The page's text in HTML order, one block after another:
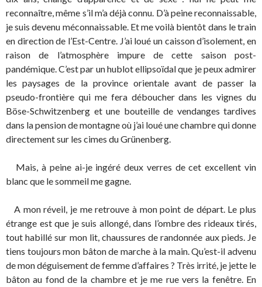
reconnaître, même s’il m’a déjà connu. D’à peine reconnaissable,
je suis devenu méconnaissable. Et me voilà bientôt dans le train
en direction de l’Est-Centre. J’ai loué un caisson d’isolement, en
raison de l’atmosphère impure de cette saison post-
pandémique. C’est par un hublot ellipsoïdal que je peux admirer
les paysages de la province orientale avant de passer la
pseudo-frontière qui me fera déboucher dans les vignes du
Böse-Schwitzenberg et une bouteille de vendanges tardives
dans la pension de montagne où j’ai loué une chambre qui donne
directement sur les cimes du Grünenberg.
Mais, à peine ai-je ingéré deux verres de cet excellent vin
blanc que le sommeil me gagne.
A mon réveil, je me retrouve à mon point de départ. Le plus
étrange est que je suis allongé, dans l’ombre des rideaux tirés,
tout habillé sur mon lit, chaussures de randonnée aux pieds. Je
tiens toujours mon bâton de marche à la main. Qu’est-il advenu
de mon déguisement de femme d’affaires ? Très irrité, je jette le
bâton au fond de la chambre et je me rue vers la fenêtre. En